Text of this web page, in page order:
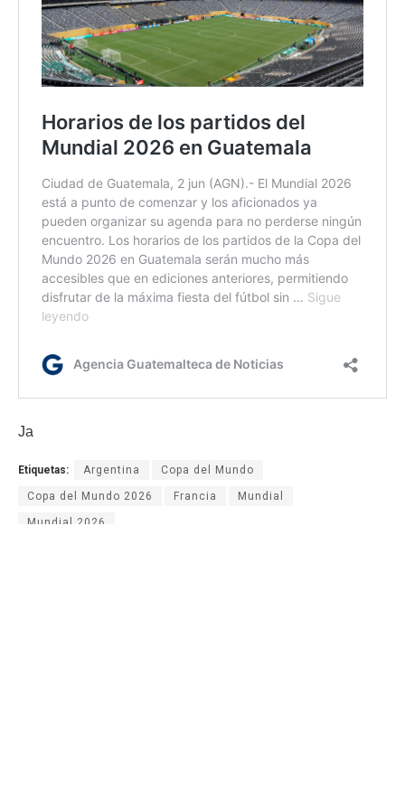
Ja
Etiquetas: Argentina Copa del Mundo
Copa del Mundo 2026 Francia Mundial
Mundial 2026